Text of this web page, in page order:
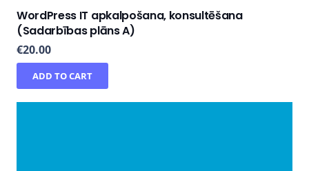
WordPress IT apkalpošana, konsultēšana
(Sadarbības plāns A)
€20.00
ADD TO CART